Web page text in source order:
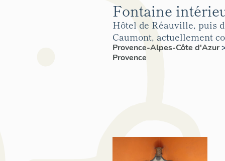
Fontaine
Hôtel de Réauville, puis
Caumont, actuellement
Provence-Alpes-Côte d'Azur
Provence